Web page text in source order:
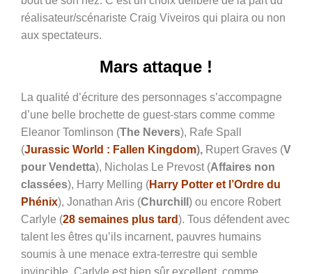
réalisateur/scénariste Craig Viveiros qui plaira ou non
aux spectateurs.
Mars attaque !
La qualité d’écriture des personnages s’accompagne
d’une belle brochette de guest-stars comme comme
Eleanor Tomlinson (The Nevers), Rafe Spall
(Jurassic World : Fallen Kingdom), Rupert Graves (V
pour Vendetta), Nicholas Le Prevost (Affaires non
classées), Harry Melling (Harry Potter et l’Ordre du
Phénix), Jonathan Aris (Churchill ) ou encore Robert
Carlyle (28 semaines plus tard). Tous défendent avec
talent les êtres qu’ils incarnent, pauvres humains
soumis à une menace extra-terrestre qui semble